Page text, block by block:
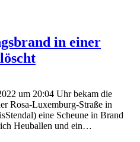
in einer
um 20:04 Uhr bekam die
Rosa-Luxemburg-Straße in
eine Scheune in Brand
Heuballen und ein…